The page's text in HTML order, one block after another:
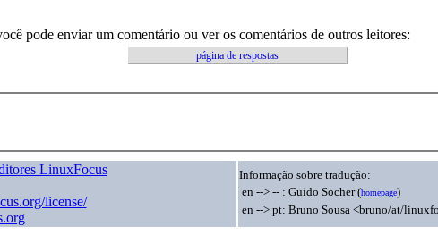
pode enviar um comentário ou ver os comentários de outros leitores:
página de respostas
LinuxFocus
license/
Informação sobre tradução:
en --> -- : Guido Socher (homepage)
en --> pt: Bruno Sousa <bruno/at/